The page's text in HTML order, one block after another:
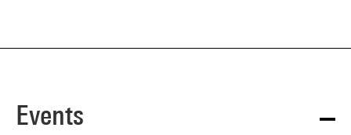
Events